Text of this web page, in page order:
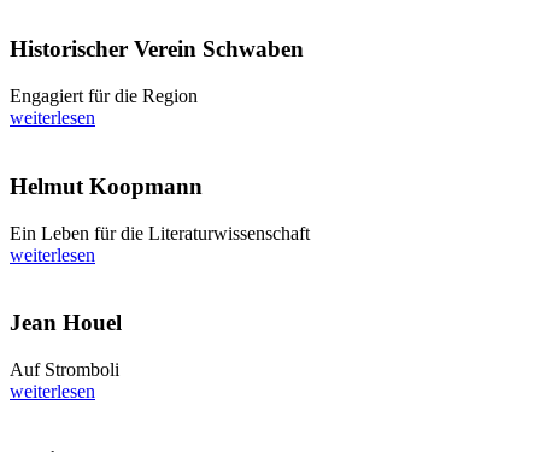
Historischer Verein Schwaben
Engagiert für die Region
weiterlesen
Helmut Koopmann
Ein Leben für die Literaturwissenschaft
weiterlesen
Jean Houel
Auf Stromboli
weiterlesen